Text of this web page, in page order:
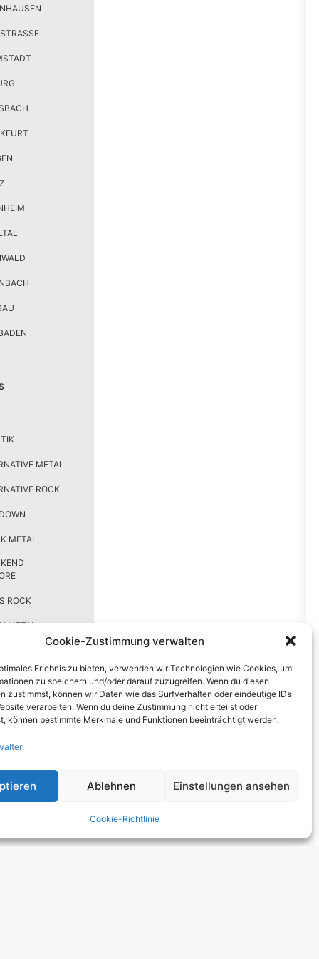
Cookie-Zustimmung verwalten
Erlebnis zu bieten, verwenden wir Technologien wie Cookies, um
zu speichern und/oder darauf zuzugreifen. Wenn du diesen
zustimmst, können wir Daten wie das Surfverhalten oder eindeutige IDs
verarbeiten. Wenn du deine Zustimmung nicht erteilst oder
können bestimmte Merkmale und Funktionen beeinträchtigt werden.
Ablehnen Einstellungen ansehen
Cookie-Richtlinie
METAL
ROCK
METAL
ROCK
METAL
ROCK